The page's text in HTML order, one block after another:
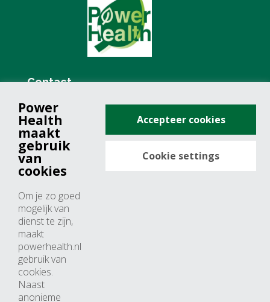
Contact
+31 (0)76 571 19 68
info@powerhealth.nl
Adresse
4817 ZH breda
Nederland
Horaires d’ouvertures
Du lundi au jeudi: 09:00 – 17:00
Vendredi: 09:00 – 15:00
Power
Health
maakt
gebruik
van
cookies
Om je zo goed
mogelijk van
dienst te zijn,
maakt
powerhealth.nl
gebruik van
cookies.
Naast
anonieme
Accepteer cookies
Cookie settings